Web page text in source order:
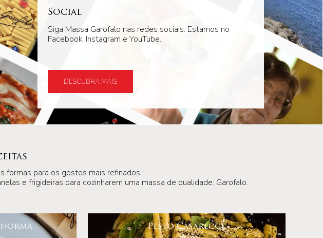
Social
Siga Massa Garofalo nas redes sociais. Estamos no
Facebook, Instagram e YouTube.
DESCUBRA MAIS
formas para os gostos mais refinados.
e frigideiras para cozinharem uma massa de qualidade: Garofalo.
Pesto Casarecce